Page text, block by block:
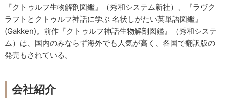
『クトゥルフ生物解剖図鑑』（秀和システム新社）、『ラヴク
ラフトとクトゥルフ神話に学ぶ 名状しがたい英単語図鑑』
(Gakken)。前作『クトゥルフ神話生物解剖図鑑』（秀和システ
ム）は、国内のみならず海外でも人気が高く、各国で翻訳版の
発売もされている。
会社紹介